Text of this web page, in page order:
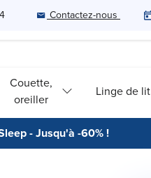
Contactez-nous
Couette,
oreiller
Linge de lit
- Jusqu'à -60% !